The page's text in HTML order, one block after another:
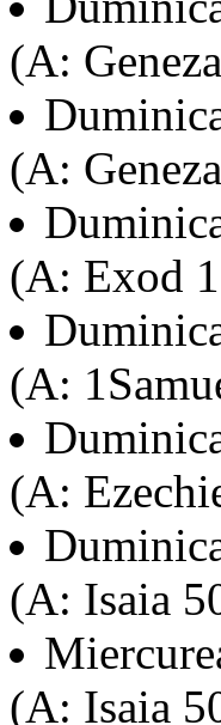
(A:
(A:
(A: Exod
(A:
(A:
(A: Isaia
(A: Isaia